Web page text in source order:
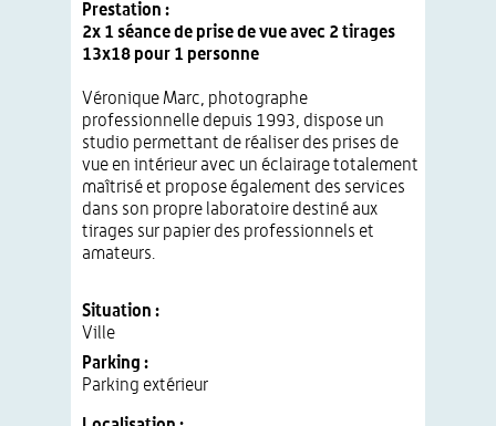
Situation :
Ville
Parking :
Parking extérieur
Prestation :
2x 1 séance de prise de vue avec 2 tirages
13x18 pour 1 personne
Véronique Marc, photographe
professionnelle depuis 1993, dispose un
studio permettant de réaliser des prises de
vue en intérieur avec un éclairage totalement
maîtrisé et propose également des services
dans son propre laboratoire destiné aux
tirages sur papier des professionnels et
amateurs.